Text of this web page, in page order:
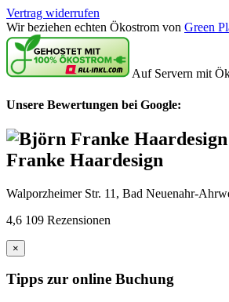
Vertrag widerrufen
Wir beziehen echten Ökostrom von Green
Auf Servern mit
Unsere Bewertungen bei Google:
Franke Haardesign
Walporzheimer Str. 11, Bad Neuenahr-
4,6 109 Rezensionen
×
Tipps zur online Buchung